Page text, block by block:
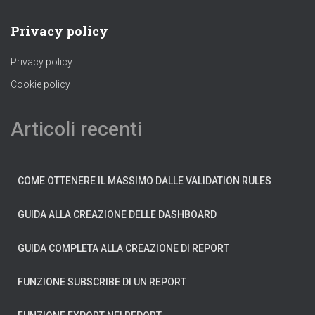
Privacy policy
Privacy policy
Cookie policy
Articoli recenti
COME OTTENERE IL MASSIMO DALLE VALIDATION RULES
GUIDA ALLA CREAZIONE DELLE DASHBOARD
GUIDA COMPLETA ALLA CREAZIONE DI REPORT
FUNZIONE SUBSCRIBE DI UN REPORT